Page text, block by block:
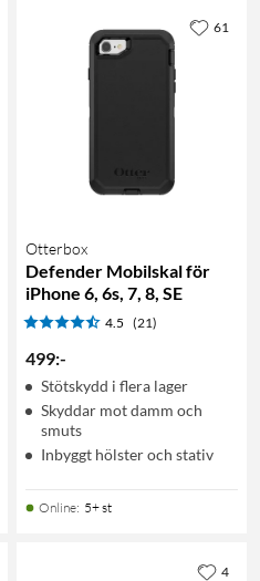
Otterbox
Defender Mobilskal för
iPhone 6, 6s, 7, 8, SE
4.5 (21)
499:-
Stötskydd i flera lager
Skyddar mot damm och
smuts
Inbyggt hölster och stativ
Online: 5+ st
61
4